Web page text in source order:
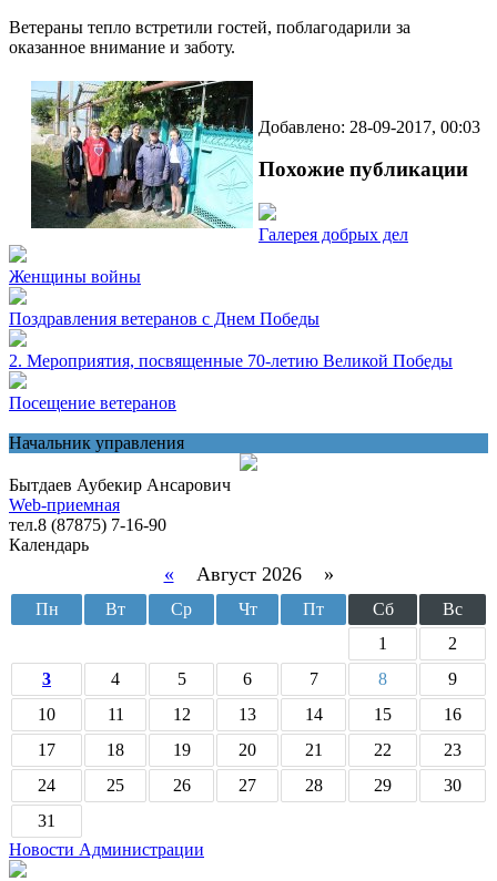
Ветераны тепло встретили гостей, поблагодарили за
оказанное внимание и заботу.
Добавлено: 28-09-2017, 00:03
Похожие публикации
Галерея добрых дел
Женщины войны
Поздравления ветеранов с Днем Победы
2. Мероприятия, посвященные 70-летию Великой Победы
Посещение ветеранов
Начальник управления
Бытдаев Аубекир Ансарович
Web-приемная
тел.8 (87875) 7-16-90
Календарь
« Август 2026 »
Пн Вт Ср Чт Пт Сб
Вс
1
2
3
4 5 6 7 8
9
10
11 12 13 14 15
16
17
18 19 20 21 22
23
24
25 26 27 28 29
30
31
Новости Администрации